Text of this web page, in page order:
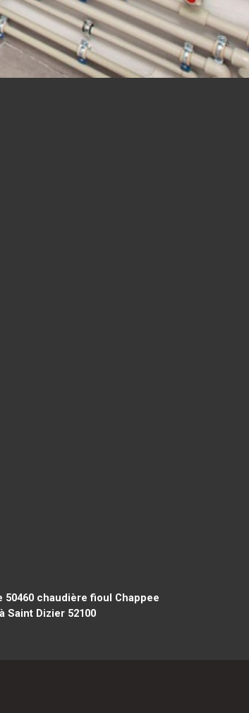
50460 chaudière fioul Chappee
Saint Dizier 52100